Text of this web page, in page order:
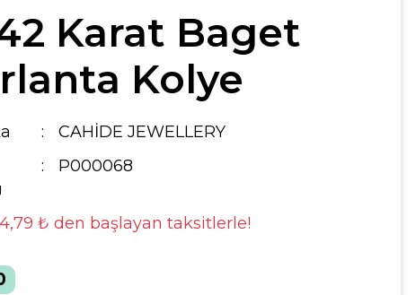
Karat Baget
Kolye
CAHİDE JEWELLERY
P000068
₺ den başlayan taksitlerle!